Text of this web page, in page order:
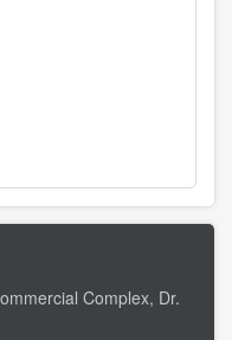
Complex, Dr.